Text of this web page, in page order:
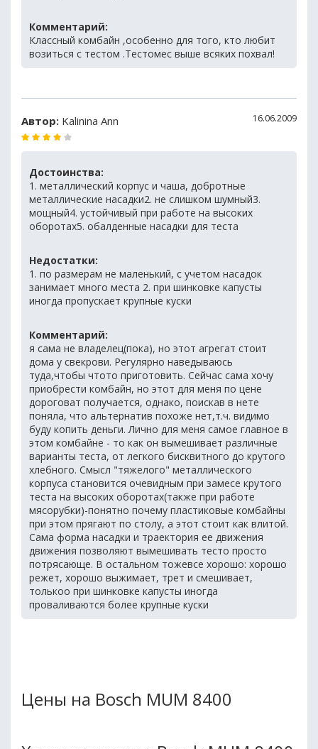
Комментарий:
Классный комбайн ,особенно для того, кто любит
возиться с тестом .Тестомес выше всяких похвал!
Автор: Kalinina Ann 16.06.2009
Достоинства:
1. металлический корпус и чаша, добротные
металлические насадки2. не слишком шумный3.
мощный4. устойчивый при работе на высоких
оборотах5. обалденные насадки для теста
Недостатки:
1. по размерам не маленький, с учетом насадок
занимает много места 2. при шинковке капусты
иногда пропускает крупные куски
Комментарий:
я сама не владелец(пока), но этот агрегат стоит
дома у свекрови. Регулярно наведываюсь
туда,чтобы чтото приготовить. Сейчас сама хочу
приобрести комбайн, но этот для меня по цене
дороговат получается, однако, поискав в нете
поняла, что альтернатив похоже нет,т.ч. видимо
буду копить деньги. Лично для меня самое главное в
этом комбайне - то как он вымешивает различные
варианты теста, от легкого бисквитного до крутого
хлебного. Смысл "тяжелого" металлического
корпуса становится очевидным при замесе крутого
теста на высоких оборотах(также при работе
мясорубки)-понятно почему пластиковые комбайны
при этом прягают по столу, а этот стоит как влитой.
Сама форма насадки и траектория ее движения
движения позволяют вымешивать тесто просто
потрясающе. В остальном тожевсе хорошо: хорошо
режет, хорошо выжимает, трет и смешивает,
толькоо при шинковке капусты иногда
проваливаются более крупные куски
Цены на Bosch MUM 8400